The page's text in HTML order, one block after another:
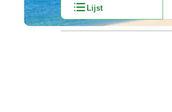
Lijst